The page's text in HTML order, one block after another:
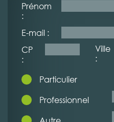
Prénom
:
E-mail :
CP
:
Ville
:
Particulier
Professionnel